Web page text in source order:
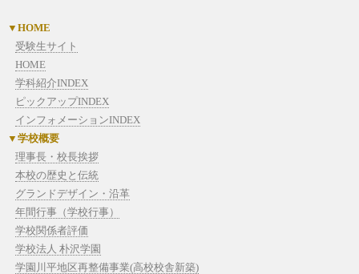
HOME
受験生サイト
HOME
学科紹介INDEX
ピックアップINDEX
インフォメーションINDEX
学校概要
理事長・校長挨拶
本校の歴史と伝統
グランドデザイン・沿革
年間行事（学校行事）
学校関係者評価
学校法人 朴沢学園
学園川平地区再整備事業(高校校舎新築)